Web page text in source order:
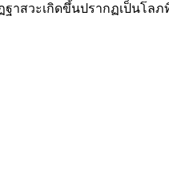
าสวะเกิดขึ้นปรากฏเป็นโ